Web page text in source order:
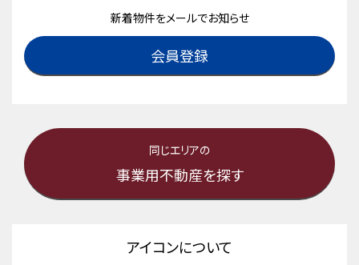
新着物件をメールでお知らせ
会員登録
同じエリアの
事業用不動産を探す
アイコンについて